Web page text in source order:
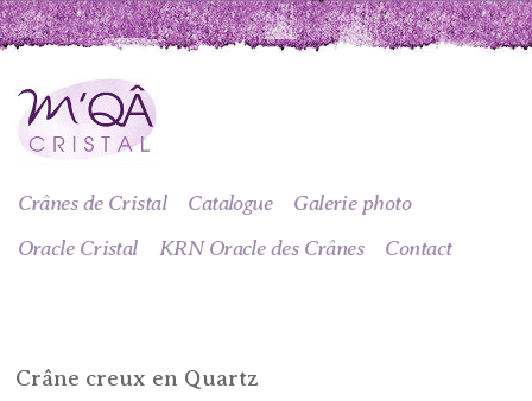
Crânes de Cristal Catalogue
Galerie photo
Oracle Cristal
KRN Oracle des Crânes Contact
Crâne creux en Quartz